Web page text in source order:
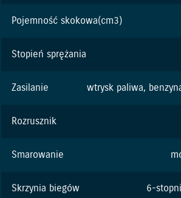
Pojemność skokowa(cm3)
Stopień sprężania
Zasilanie wtrysk paliwa,
Rozrusznik
Smarowanie
Skrzynia biegów 6-